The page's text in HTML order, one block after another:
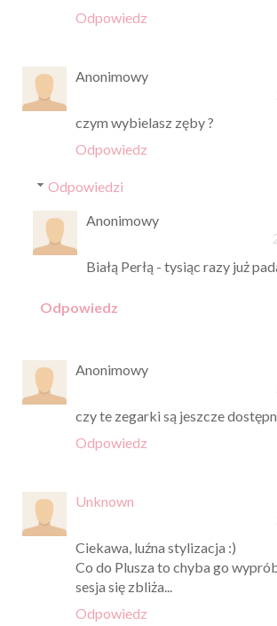
Odpowiedz
Anonimowy
czym wybielasz zęby ?
Odpowiedz
Odpowiedzi
Anonimowy
Białą Perłą - tysiąc razy już
Odpowiedz
Anonimowy
czy te zegarki są jeszcze
Odpowiedz
Unknown
Ciekawa, luźna stylizacja :)
Co do Plusza to chyba go
sesja się zbliża...
Odpowiedz